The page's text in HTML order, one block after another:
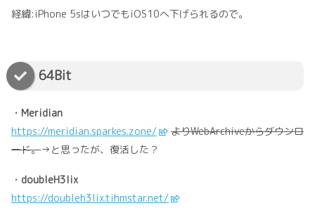
経緯:iPhone 5sはいつでもiOS10へ下げられるので。
64Bit
・Meridian
https://meridian.sparkes.zone/
よりWebArchiveからダウンロ
ード。→と思ったが、復活した？
・doubleH3lix
https://doubleh3lix.tihmstar.net/